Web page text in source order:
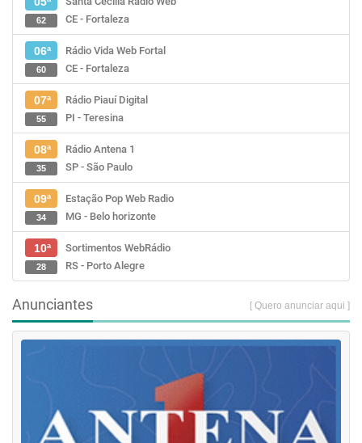
CE - Fortaleza
62
06ª
Rádio Vida Web Fortal
CE - Fortaleza
60
07ª
Rádio Piauí Digital
PI - Teresina
55
08ª
Rádio Antena 1
SP - São Paulo
35
09ª
Estação Pop Web Radio
MG - Belo horizonte
34
10ª
Sortimentos WebRádio
RS - Porto Alegre
28
Anunciantes [ Quero anunciar aqui ]